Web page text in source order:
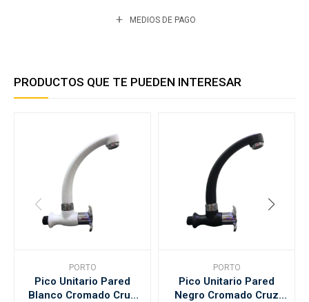
MEDIOS DE PAGO
PRODUCTOS QUE TE PUEDEN INTERESAR
PORTO
Pico Unitario Pared
Blanco Cromado Cruz
PORTO
Pico Unitario Pared
Negro Cromado Cruz